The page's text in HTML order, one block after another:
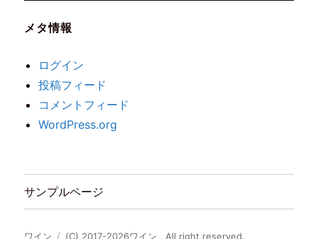
メタ情報
ログイン
投稿フィード
コメントフィード
WordPress.org
サンプルページ
ワイン (C) 2017-2026ワイン . All right reserved.